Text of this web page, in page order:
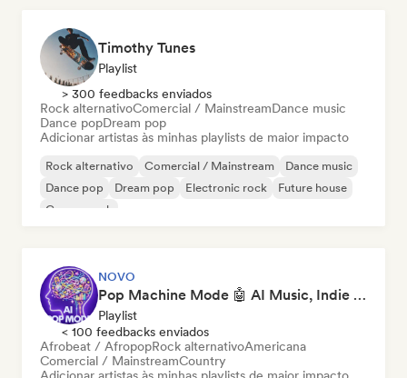
Timothy Tunes
Playlist
> 300 feedbacks enviados
Rock alternativoComercial / MainstreamDance music
Dance popDream pop
Adicionar artistas às minhas playlists de maior impacto
Rock alternativo Comercial / Mainstream
Dance music
Dance pop
Dream pop Electronic rock
Future house
Garage rock
NOVO
Pop Machine Mode 🤖 AI Music, Indie Pop & Dream Pop
Playlist
< 100 feedbacks enviados
Afrobeat / AfropopRock alternativoAmericana
Comercial / MainstreamCountry